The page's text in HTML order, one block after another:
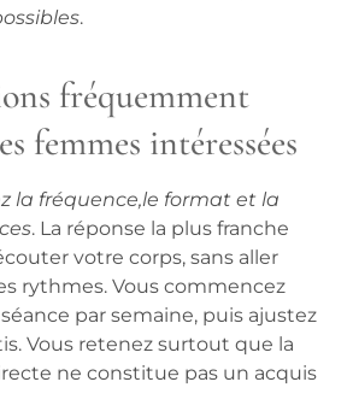
.
fréquemment
femmes intéressées
la fréquence,le format et la
. La réponse la plus franche
votre corps, sans aller
rythmes. Vous commencez
par semaine, puis ajustez
Vous retenez surtout que la
ne constitue pas un acquis